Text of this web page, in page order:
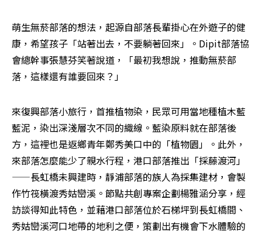
萌生無菸部落的想法，起源自部落長輩掛心在外遊子的健
康，希望孩子「站著出去，不要躺著回來」。Dipit部落協
會總幹事張慧芬笑著說道，「最初我想說，推動無菸部
落，這樣還有誰要回來？」
來復興部落小旅行，首推植物染，民眾可用當地種植木藍
藍泥，染出深淺層次不同的織線。藍染原料就在部落後
方，這裡也是返鄉青年鄭秀美口中的「植物園」。此外，
來部落怎麼能少了親水行程，港口部落推出「採藤渡河」
——長虹橋未興建時，靜浦部落的族人為採集建材，會製
作竹筏橫渡秀姑巒溪。節點共創專案企劃楊雅涵分享，經
訪談得知此特色，並藉港口部落位於石梯坪到長虹橋間、
秀姑巒溪河口地帶的地利之便，策劃出有機會下水體驗的